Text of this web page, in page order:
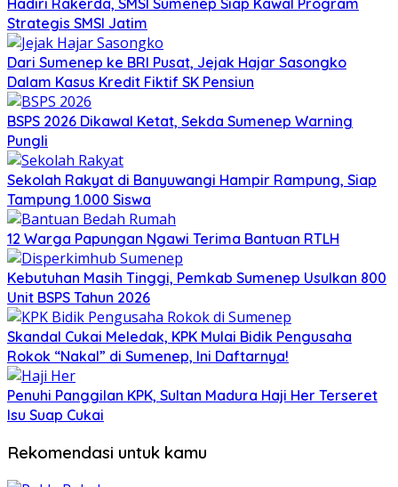
Hadiri Rakerda, SMSI Sumenep Siap Kawal Program
Strategis SMSI Jatim
Dari Sumenep ke BRI Pusat, Jejak Hajar Sasongko
Dalam Kasus Kredit Fiktif SK Pensiun
BSPS 2026 Dikawal Ketat, Sekda Sumenep Warning
Pungli
Sekolah Rakyat di Banyuwangi Hampir Rampung, Siap
Tampung 1.000 Siswa
12 Warga Papungan Ngawi Terima Bantuan RTLH
Kebutuhan Masih Tinggi, Pemkab Sumenep Usulkan 800
Unit BSPS Tahun 2026
Skandal Cukai Meledak, KPK Mulai Bidik Pengusaha
Rokok “Nakal” di Sumenep, Ini Daftarnya!
Penuhi Panggilan KPK, Sultan Madura Haji Her Terseret
Isu Suap Cukai
Rekomendasi untuk kamu